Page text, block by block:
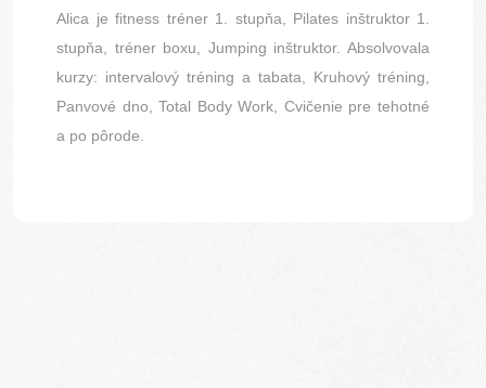
Alica je fitness tréner 1. stupňa, Pilates inštruktor 1.
stupňa, tréner boxu, Jumping inštruktor. Absolvovala
kurzy: intervalový tréning a tabata, Kruhový tréning,
Panvové dno, Total Body Work, Cvičenie pre tehotné
a po pôrode.